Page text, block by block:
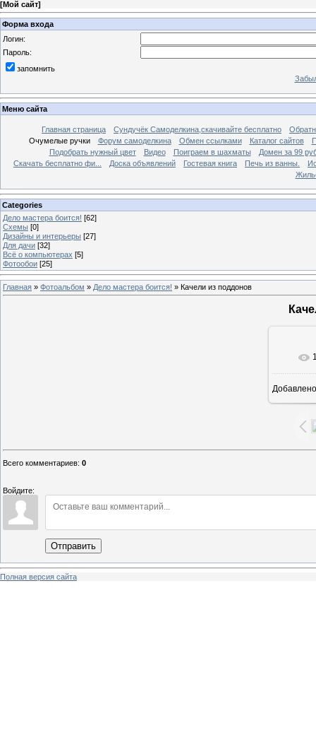
[Мой сайт]
Форма входа
Логин:
Пароль:
запомнить
Меню сайта
Главная страница Сундучёк Самоделкина,скачивайте бесплатно
Очумелые ручки
Форум самоделкина Обмен ссылками Каталог сайтов
Подобрать нужный цвет
Видео Поиграем в шахматы
Домен за 99
Скачать бесплатно фи...
Доска объявлений Гостевая книга Печь из ванны.
Categories
Дело мастера боится! [62]
Схемы [0]
Дизайны и интерьеры [27]
Для дачи [32]
Всё о компьютерах [5]
Фотообои [25]
Главная » Фотоальбом » Дело мастера боится! » Качели из поддонов
Добавлено
Всего комментариев: 0
Войдите:
Отправить
Полная версия сайта